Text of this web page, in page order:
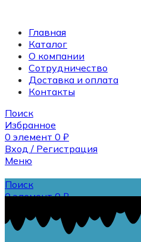
Главная
Каталог
О компании
Сотрудничество
Доставка и оплата
Контакты
Поиск
Избранное
0 элемент 0 ₽
Вход / Регистрация
Меню
Поиск
0элемент 0₽